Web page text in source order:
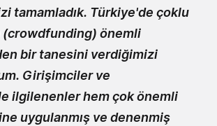
tamamladık. Türkiye'de çoklu
(crowdfunding) önemli
bir tanesini verdiğimizi
Girişimciler ve
ilgilenenler hem çok önemli
uygulanmış ve denenmiş